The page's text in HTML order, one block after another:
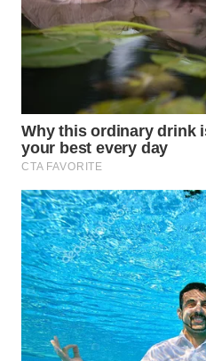
NEWS
WAHANA
WAHANA
ADVOKAT
WAHANA
INFRASTRUKTUR
WAHANA
KONSUMEN
WAHANA
LISTRIK